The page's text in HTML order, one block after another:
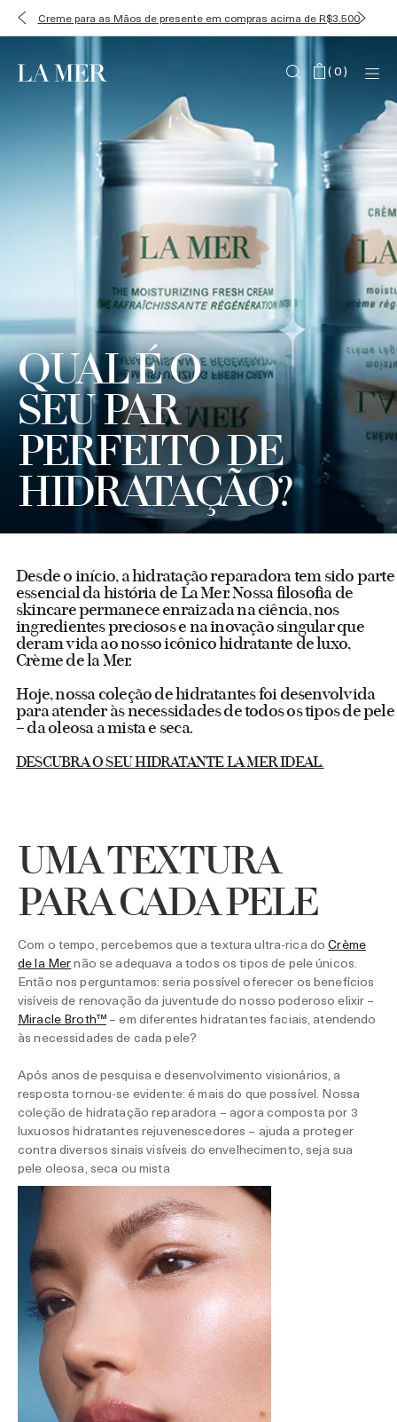
Creme para as Mãos de presente em compras acima de R$3.500
(0)
QUAL É O
SEU PAR
PERFEITO DE
HIDRATAÇÃO?
Desde o início, a hidratação reparadora tem sido parte
essencial da história de La Mer. Nossa filosofia de
skincare permanece enraizada na ciência, nos
ingredientes preciosos e na inovação singular que
deram vida ao nosso icônico hidratante de luxo,
Crème de la Mer.
Hoje, nossa coleção de hidratantes foi desenvolvida
para atender às necessidades de todos os tipos de pele
– da oleosa a mista e seca.
DESCUBRA O SEU HIDRATANTE LA MER IDEAL.
UMA TEXTURA
PARA CADA PELE
Com o tempo, percebemos que a textura ultra-rica doCrème
de la Mernão se adequava a todos os tipos de pele únicos.
Então nos perguntamos: seria possível oferecer os benefícios
visíveis de renovação da juventude do nosso poderoso elixir –
Miracle Broth™– em diferentes hidratantes faciais, atendendo
às necessidades de cada pele?
Após anos de pesquisa e desenvolvimento visionários, a
resposta tornou-se evidente: é mais do que possível. Nossa
coleção de hidratação reparadora – agora composta por 3
luxuosos hidratantes rejuvenescedores – ajuda a proteger
contra diversos sinais visíveis do envelhecimento, seja sua
pele oleosa, seca ou mista